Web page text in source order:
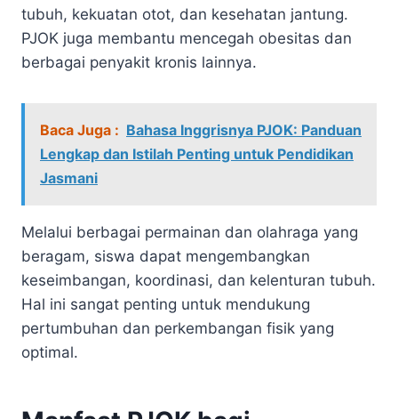
tubuh, kekuatan otot, dan kesehatan jantung.
PJOK juga membantu mencegah obesitas dan
berbagai penyakit kronis lainnya.
Baca Juga : Bahasa Inggrisnya PJOK: Panduan
Lengkap dan Istilah Penting untuk Pendidikan
Jasmani
Melalui berbagai permainan dan olahraga yang
beragam, siswa dapat mengembangkan
keseimbangan, koordinasi, dan kelenturan tubuh.
Hal ini sangat penting untuk mendukung
pertumbuhan dan perkembangan fisik yang
optimal.